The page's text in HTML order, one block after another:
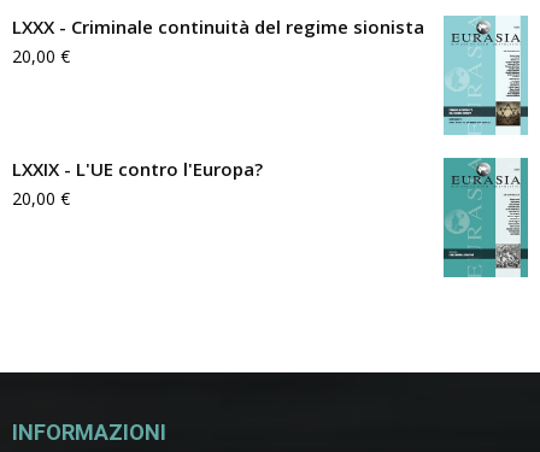
LXXX - Criminale continuità del regime sionista
20,00 €
LXXIX - L'UE contro l'Europa?
20,00 €
INFORMAZIONI